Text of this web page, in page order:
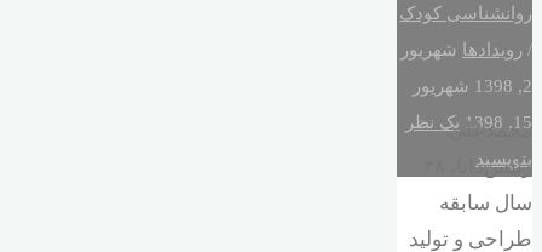
روانشناسی کودک
/ رویدادها شهریور
2, 1398
شهریور
15, 1398
یک نظر
بنویسید
محمدعلی
سال سابقه
طراحی و تولید